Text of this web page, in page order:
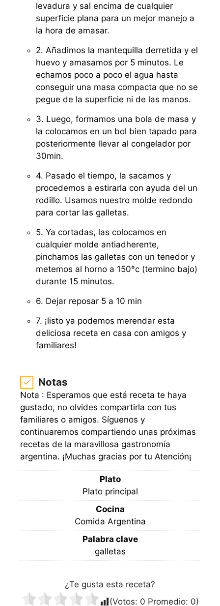
levadura y sal encima de cualquier
superficie plana para un mejor manejo a
la hora de amasar.
2. Añadimos la mantequilla derretida y el
huevo y amasamos por 5 minutos. Le
echamos poco a poco el agua hasta
conseguir una masa compacta que no se
pegue de la superficie ni de las manos.
3. Luego, formamos una bola de masa y
la colocamos en un bol bien tapado para
posteriormente llevar al congelador por
30min.
4. Pasado el tiempo, la sacamos y
procedemos a estirarla con ayuda del un
rodillo. Usamos nuestro molde redondo
para cortar las galletas.
5. Ya cortadas, las colocamos en
cualquier molde antiadherente,
pinchamos las galletas con un tenedor y
metemos al horno a 150°c (termino bajo)
durante 15 minutos.
6. Dejar reposar 5 a 10 min
7. ¡listo ya podemos merendar esta
deliciosa receta en casa con amigos y
familiares!
Notas
Nota : Esperamos que está receta te haya
gustado, no olvides compartirla con tus
familiares o amigos. Síguenos y
continuaremos compartiendo unas próximas
recetas de la maravillosa gastronomía
argentina. ¡Muchas gracias por tu Atención¡
Plato
Plato principal
Cocina
Comida Argentina
Palabra clave
galletas
¿Te gusta esta receta?
(Votos: 0 Promedio: 0)